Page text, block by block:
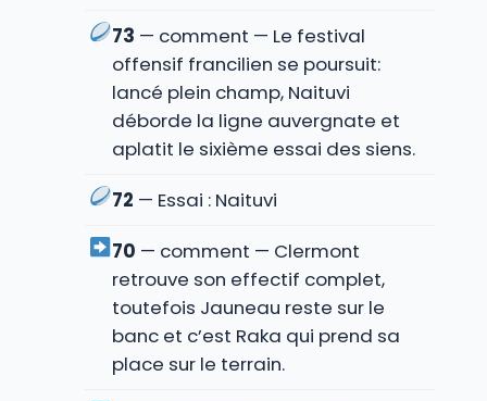
73 — comment — Le festival
offensif francilien se poursuit:
lancé plein champ, Naituvi
déborde la ligne auvergnate et
aplatit le sixième essai des siens.
72 — Essai : Naituvi
70 — comment — Clermont
retrouve son effectif complet,
toutefois Jauneau reste sur le
banc et c’est Raka qui prend sa
place sur le terrain.